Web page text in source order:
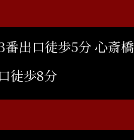
出口徒歩5分 心斎橋
徒歩8分